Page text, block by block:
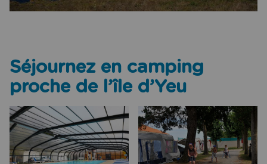
Séjournez en camping
proche de l’île d’Yeu